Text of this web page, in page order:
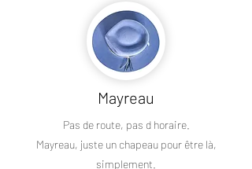
Mayreau
Pas de route, pas d horaire.
Mayreau, juste un chapeau pour être là,
simplement.